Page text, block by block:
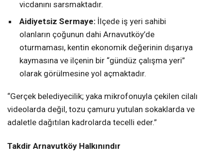
vicdanını sarsmaktadır.
Aidiyetsiz Sermaye: İlçede iş yeri sahibi
olanların çoğunun dahi Arnavutköy’de
oturmaması, kentin ekonomik değerinin dışarıya
kaymasına ve ilçenin bir “gündüz çalışma yeri”
olarak görülmesine yol açmaktadır.
“Gerçek belediyecilik; yaka mikrofonuyla çekilen cilalı
videolarda değil, tozu çamuru yutulan sokaklarda ve
adaletle dağıtılan kadrolarda tecelli eder.”
Takdir Arnavutköy Halkınındır